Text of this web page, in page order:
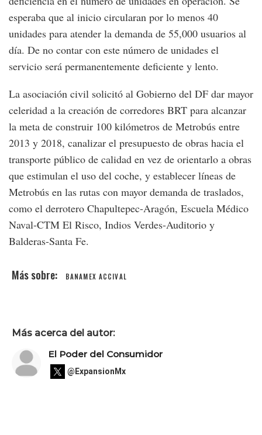
esperaba que al inicio circularan por lo menos 40
unidades para atender la demanda de 55,000 usuarios al
día. De no contar con este número de unidades el
servicio será permanentemente deficiente y lento.
La asociación civil solicitó al Gobierno del DF dar mayor
celeridad a la creación de corredores BRT para alcanzar
la meta de construir 100 kilómetros de Metrobús entre
2013 y 2018, canalizar el presupuesto de obras hacia el
transporte público de calidad en vez de orientarlo a obras
que estimulan el uso del coche, y establecer líneas de
Metrobús en las rutas con mayor demanda de traslados,
como el derrotero Chapultepec-Aragón, Escuela Médico
Naval-CTM El Risco, Indios Verdes-Auditorio y
Balderas-Santa Fe.
BANAMEX ACCIVAL
Más acerca del autor:
El Poder del Consumidor
@ExpansionMx